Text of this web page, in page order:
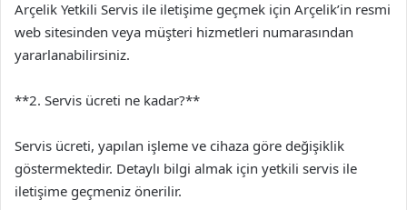
Arçelik Yetkili Servis ile iletişime geçmek için Arçelik’in resmi
web sitesinden veya müşteri hizmetleri numarasından
yararlanabilirsiniz.
**2. Servis ücreti ne kadar?**
Servis ücreti, yapılan işleme ve cihaza göre değişiklik
göstermektedir. Detaylı bilgi almak için yetkili servis ile
iletişime geçmeniz önerilir.